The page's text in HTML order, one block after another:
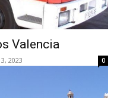
Valencia
2023 0